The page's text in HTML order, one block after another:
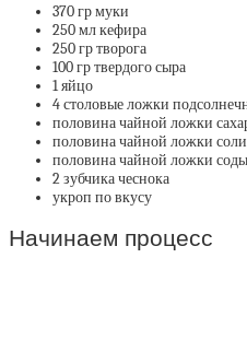
370 гр муки
250 мл кефира
250 гр творога
100 гр твердого сыра
1 яйцо
4 столовые ложки
половина чайной ложки
половина чайной ложки соли
половина чайной ложки соды
2 зубчика чеснока
укроп по вкусу
Начинаем процесс